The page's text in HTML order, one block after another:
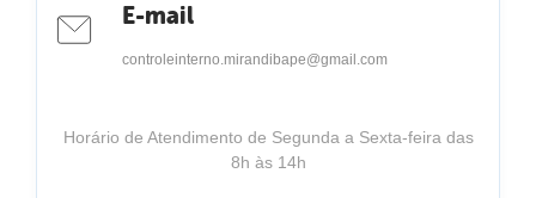
E-mail
controleinterno.mirandibape@gmail.com
Horário de Atendimento de Segunda a Sexta-feira das
8h às 14h